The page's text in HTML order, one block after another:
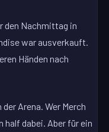
den Nachmittag in
war ausverkauft.
Händen nach
Arena. Wer Merch
half dabei. Aber für ein